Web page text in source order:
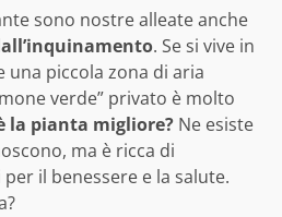
sono nostre alleate anche
. Se si vive in
una piccola zona di aria
verde” privato è molto
la pianta migliore? Ne esiste
ma è ricca di
il benessere e la salute.